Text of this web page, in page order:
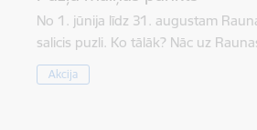
No 1. jūnija līdz 31. augustam
salicis puzli. Ko tālāk? Nāc uz
Akcija